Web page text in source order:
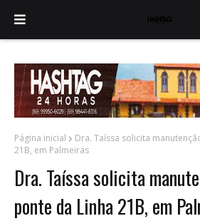
Página inicial
Dra. Taíssa solicita
21B, em Palmeiras
Dra. Taíssa solicita
ponte da Linha 21B, em